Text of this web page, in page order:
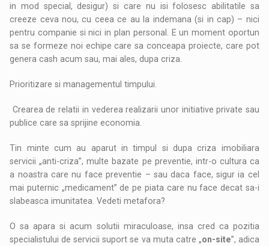
in mod special, desigur) si care nu isi folosesc abilitatile sa
creeze ceva nou, cu ceea ce au la indemana (si in cap) – nici
pentru companie si nici in plan personal. E un moment oportun
sa se formeze noi echipe care sa conceapa proiecte, care pot
genera cash acum sau, mai ales, dupa criza.
Prioritizare si managementul timpului.
Crearea de relatii in vederea realizarii unor initiative private sau
publice care sa sprijine economia.
Tin minte cum au aparut in timpul si dupa criza imobiliara
servicii „anti-criza”, multe bazate pe preventie, intr-o cultura ca
a noastra care nu face preventie – sau daca face, sigur ia cel
mai puternic „medicament” de pe piata care nu face decat sa-i
slabeasca imunitatea. Vedeti metafora?
O sa apara si acum solutii miraculoase, insa cred ca pozitia
specialistului de servicii suport se va muta catre „on-site”, adica